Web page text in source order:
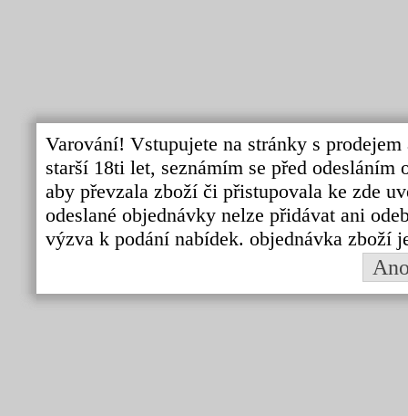
Varování! Vstupujete na stránky s
starší 18ti let, seznámím se před
aby převzala zboží či přistupovala ke zde
odeslané objednávky nelze přidávat ani
výzva k podání nabídek. objednávka zboží